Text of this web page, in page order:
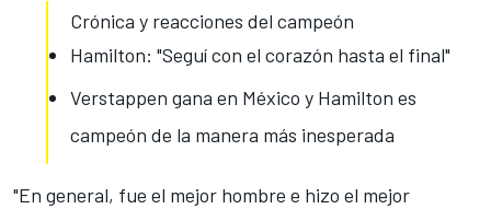
Crónica y reacciones del campeón
Hamilton: "Seguí con el corazón hasta el final"
Verstappen gana en México y Hamilton es
campeón de la manera más inesperada
"En general, fue el mejor hombre e hizo el mejor